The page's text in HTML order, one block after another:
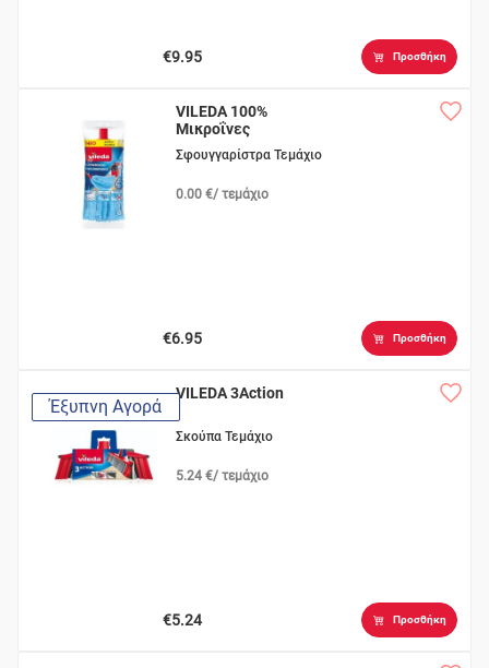
€9.95 Προσθήκη
VILEDA 100%
Μικροΐνες
Σφουγγαρίστρα Τεμάχιο
0.00 €/ τεμάχιο
€6.95 Προσθήκη
Έξυπνη Αγορά
VILEDA 3Αction
Σκούπα Τεμάχιο
5.24 €/ τεμάχιο
€5.24 Προσθήκη